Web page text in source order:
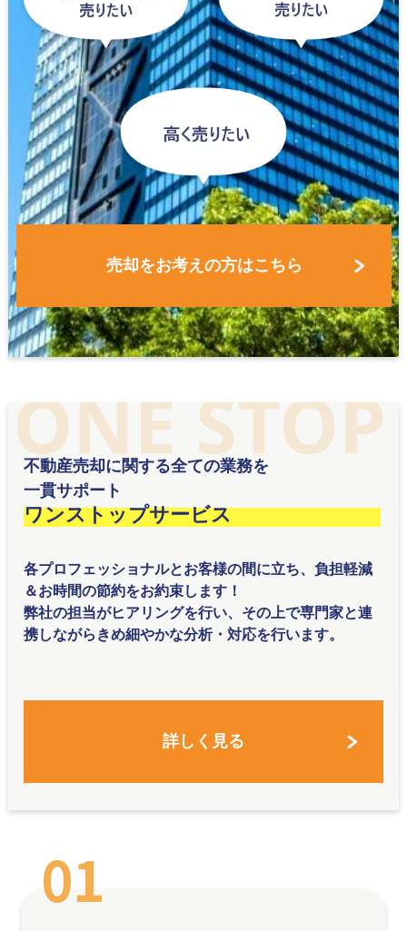
売却をお考えの方はこちら
不動産売却に関する全ての業務を
​​​​​​​一貫サポート
ワンストップサービス
各プロフェッショナルとお客様の間に立ち、負担軽減
＆お時間の節約をお約束します！
弊社の担当がヒアリングを行い、その上で専門家と連
携しながらきめ細やかな分析・対応を行います。
詳しく見る
01